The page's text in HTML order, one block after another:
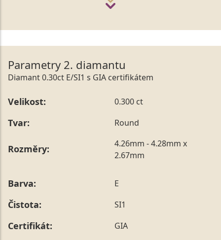
Parametry 2. diamantu
Diamant 0.30ct E/SI1 s GIA certifikátem
Velikost: 0.300 ct
Tvar: Round
Rozměry:
4.26mm - 4.28mm x
2.67mm
Barva: E
Čistota: SI1
Certifikát: GIA